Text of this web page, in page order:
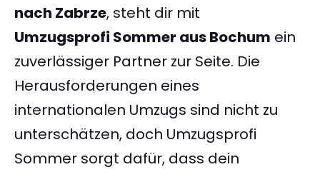
nach Zabrze, steht dir mit
Umzugsprofi Sommer aus Bochum ein
zuverlässiger Partner zur Seite. Die
Herausforderungen eines
internationalen Umzugs sind nicht zu
unterschätzen, doch Umzugsprofi
Sommer sorgt dafür, dass dein